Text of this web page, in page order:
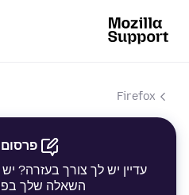
Firefox
עדיין יש לך צורך בעזרה?
השאלה שלך